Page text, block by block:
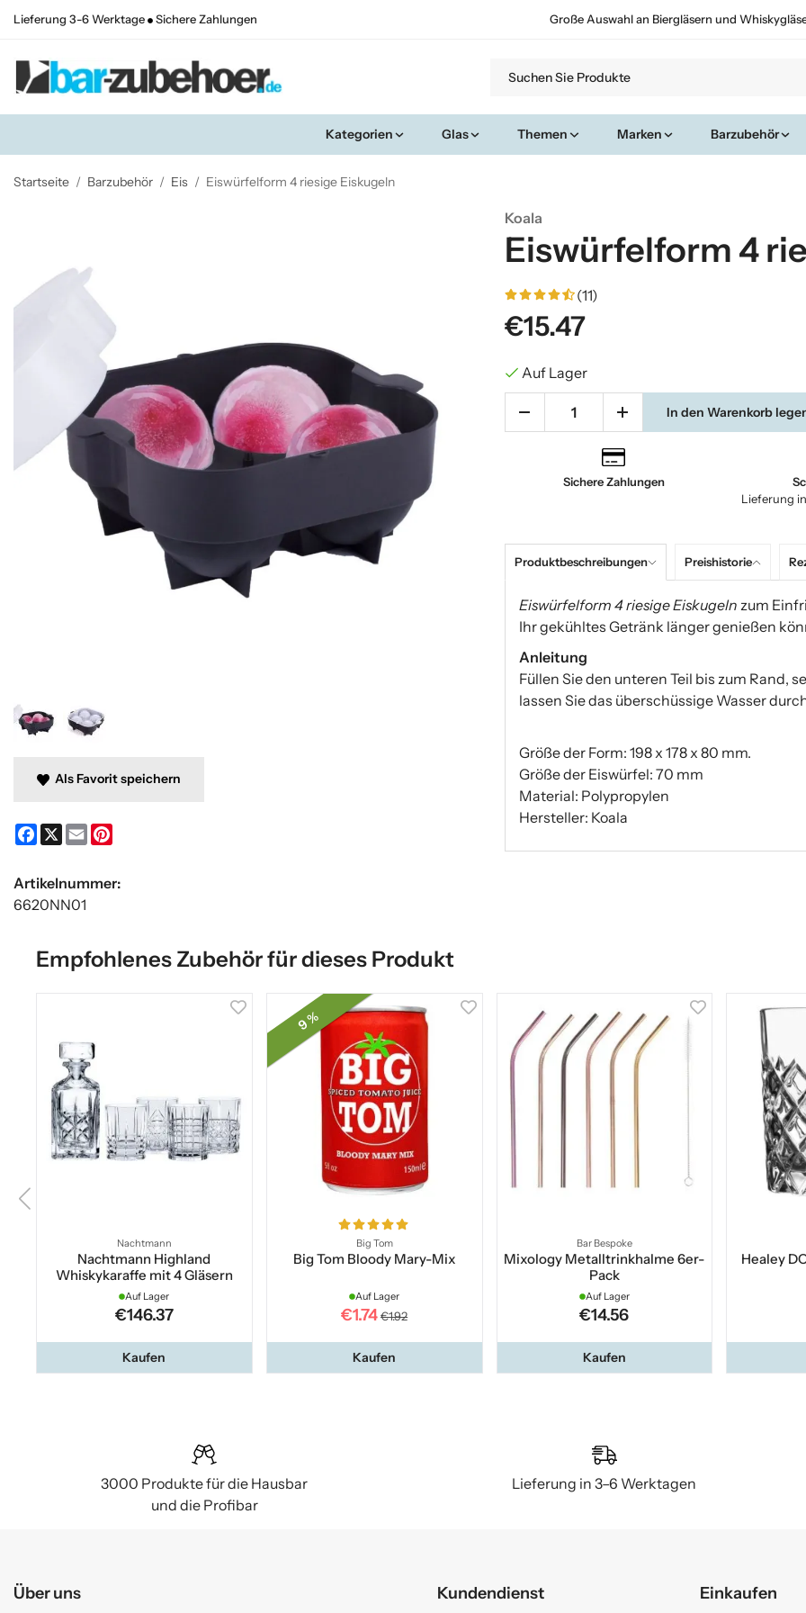
Lieferung 3-6 Werktage Sichere Zahlungen Große Auswahl an Biergläsern und
Kategorien Glas Themen Marken Barzubehör
Startseite / Barzubehör / Eis / Eiswürfelform 4 riesige Eiskugeln
Koala
Eiswürfelform 4
(11)
€15.47
Auf Lager
In den Warenkorb
Sichere Zahlungen
Lieferung
Produktbeschreibungen Preishistorie
Eiswürfelform 4 riesige Eiskugeln zum
Ihr gekühltes Getränk länger genießen
Anleitung
Füllen Sie den unteren Teil bis zum Rand,
lassen Sie das überschüssige Wasser
Größe der Form: 198 x 178 x 80 mm.
Größe der Eiswürfel: 70 mm
Material: Polypropylen
Hersteller: Koala
Als Favorit speichern
Facebook
X Email
Artikelnummer:
6620NN01
Empfohlenes Zubehör für dieses Produkt
Nachtmann
Nachtmann Highland
Whiskykaraffe mit 4 Gläsern
Auf Lager
€146.37
Kaufen
9 %
Big Tom
Big Tom Bloody Mary-Mix
Auf Lager
€1.74 €1.92
Kaufen
Bar Bespoke
Mixology Metalltrinkhalme 6er-
Pack
Auf Lager
€14.56
Kaufen
Healey
3000 Produkte für die Hausbar
und die Profibar
Lieferung in 3–6 Werktagen
Über uns Kundendienst Einkaufen